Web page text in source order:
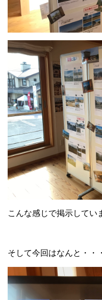
こんな感じで掲示してい
そして今回はなんと・・・